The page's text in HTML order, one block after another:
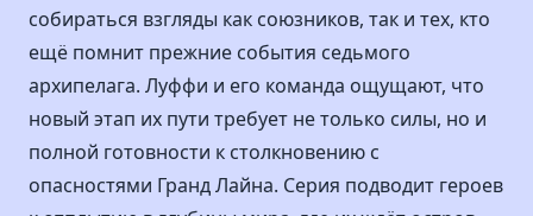
собираться взгляды как союзников, так и тех, кто
ещё помнит прежние события седьмого
архипелага. Луффи и его команда ощущают, что
новый этап их пути требует не только силы, но и
полной готовности к столкновению с
опасностями Гранд Лайна. Серия подводит героев